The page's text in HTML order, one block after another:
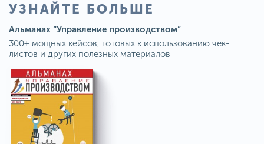
УЗНАЙТЕ БОЛЬШЕ
Альманах “Управление производством”
300+ мощных кейсов, готовых к использованию чек-
листов и других полезных материалов